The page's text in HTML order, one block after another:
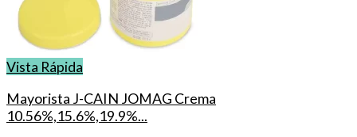
Vista Rápida
Mayorista J-CAIN JOMAG Crema
10.56%,15.6%,19.9%...